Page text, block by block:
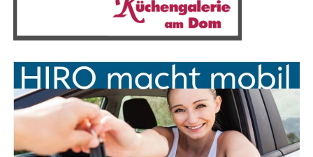
Das fle­xi­ble und zuver­läs­si­ge Team von T.I. Ser­vice
reagiert schnell auf die indi­vi­du­el­len Wün­sche und
che gro­ße und klei­ne Pro­jek­te erfolg­reich durch­ge­führt
und abgeschlossen.
Kon­tak­tie­ren Sie Ingo Ulsa­mer von T.I. Ser­vice für Ihre
Anfragen: